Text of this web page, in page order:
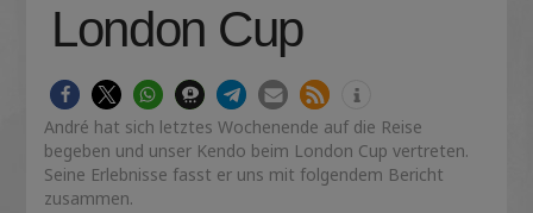
London Cup
André hat sich letztes Wochenende auf die Reise
begeben und unser Kendo beim London Cup vertreten.
Seine Erlebnisse fasst er uns mit folgendem Bericht
zusammen.